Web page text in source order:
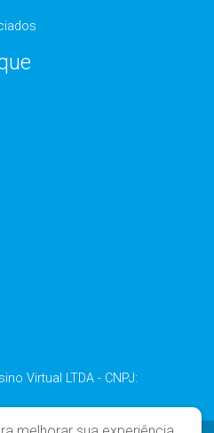
Virtual LTDA - CNPJ: